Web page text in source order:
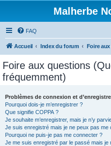
Malherbe
FAQ
Accueil Index du forum
Foire aux questions
fréquemment)
Problèmes de connexion et
Pourquoi dois-je m’enregistrer ?
Que signifie COPPA ?
Je souhaite m’enregistrer, mais je n’y
Je suis enregistré mais je ne peux pas me
Pourquoi ne puis-je pas me connecter ?
Je me suis enregistré par le passé mais je